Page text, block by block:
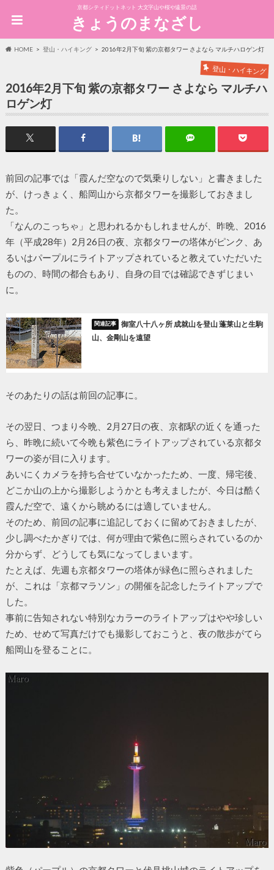
京都シティドットネット 大文字山や桜や遠景の話
きょうのまなざし
HOME 登山・ハイキング 2016年2月下旬 紫の京都タワー さよなら マルチハロゲン灯
登山・ハイキング
2016年2月下旬 紫の京都タワー さよなら マルチハ
ロゲン灯
前回の記事では「霞んだ空なので気乗りしない」と書きました
が、けっきょく、船岡山から京都タワーを撮影しておきまし
た。
「なんのこっちゃ」と思われるかもしれませんが、昨晩、2016
年（平成28年）2月26日の夜、京都タワーの塔体がピンク、あ
るいはパープルにライトアップされていると教えていただいた
ものの、時間の都合もあり、自身の目では確認できずじまい
に。
御室八十八ヶ所 成就山を登山 蓬莱山と生駒
山、金剛山を遠望
そのあたりの話は前回の記事に。
その翌日、つまり今晩、2月27日の夜、京都駅の近くを通った
ら、昨晩に続いて今晩も紫色にライトアップされている京都タ
ワーの姿が目に入ります。
あいにくカメラを持ち合せていなかったため、一度、帰宅後、
どこか山の上から撮影しようかとも考えましたが、今日は酷く
霞んだ空で、遠くから眺めるには適していません。
そのため、前回の記事に追記しておくに留めておきましたが、
少し調べたかぎりでは、何が理由で紫色に照らされているのか
分からず、どうしても気になってしまいます。
たとえば、先週も京都タワーの塔体が緑色に照らされました
が、これは「京都マラソン」の開催を記念したライトアップで
した。
事前に告知されない特別なカラーのライトアップはやや珍しい
ため、せめて写真だけでも撮影しておこうと、夜の散歩がてら
船岡山を登ることに。